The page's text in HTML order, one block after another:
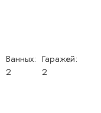
Ванных:
2
Гаражей:
2